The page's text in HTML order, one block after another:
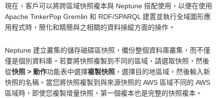
現在，客戶可以將跨區域快照複本與 Neptune 搭配使用，以便在使用
Apache TinkerPop Gremlin 和 RDF/SPARQL 建置並執行全域圖形應
用程式時，簡化和精簡與之相關的資料操縱方面的操作。
Neptune 建立叢集的儲存磁碟區快照，備份整個資料庫叢集，而不僅
僅是個別資料庫。若要將快照複製到不同的區域，請選取快照，然後
從快照 > 動作功能表中選擇複製快照 ，選擇目的地區域，然後輸入新
快照的名稱。當您將快照複製到與來源快照的 AWS 區域不同的 AWS
區域時，即使您複製增量快照，第一個複本也是完整的快照複本。